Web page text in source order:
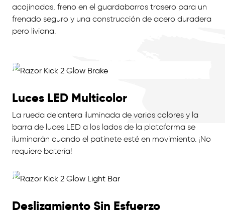
acojinadas, freno en el guardabarros trasero para un
frenado seguro y una construcción de acero duradera
pero liviana.
Luces LED Multicolor
La rueda delantera iluminada de varios colores y la
barra de luces LED a los lados de la plataforma se
iluminarán cuando el patinete esté en movimiento. ¡No
requiere batería!
Deslizamiento Sin Esfuerzo